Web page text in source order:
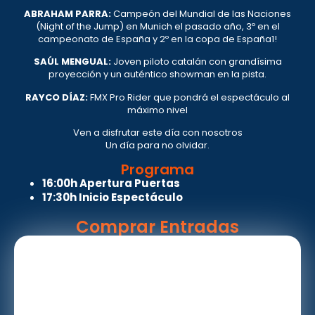
ABRAHAM PARRA:Campeón del Mundial de las Naciones
(Night of the Jump) en Munich el pasado año, 3º en el
campeonato de España y 2º en la copa de España1!
SAÚL MENGUAL:Joven piloto catalán con grandísima
proyección y un auténtico showman en la pista.
RAYCO DÍAZ:FMX Pro Rider que pondrá el espectáculo al
máximo nivel
Ven a disfrutar este día con nosotros
Un día para no olvidar.
Programa
16:00h Apertura Puertas
17:30h Inicio Espectáculo
Comprar Entradas